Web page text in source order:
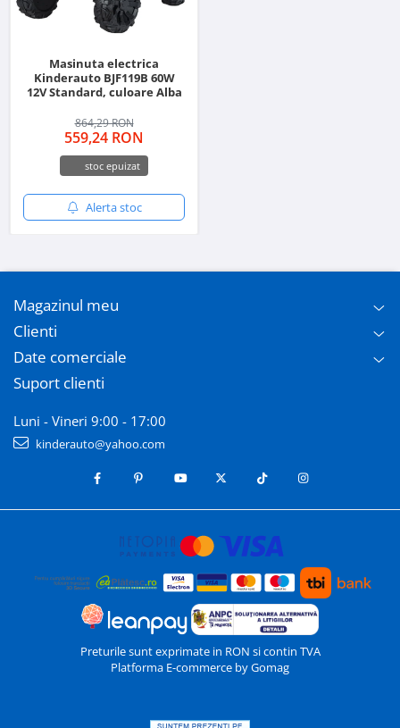
Masinuta electrica
Kinderauto BJF119B 60W
12V Standard, culoare Alba
864,29 RON
559,24 RON
stoc epuizat
Alerta stoc
Magazinul meu
Clienti
Date comerciale
Suport clienti
Luni - Vineri 9:00 - 17:00
kinderauto@yahoo.com
Preturile sunt exprimate in RON si contin TVA
Platforma E-commerce by Gomag